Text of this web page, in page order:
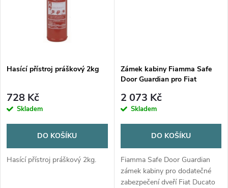
Hasící přístroj práškový 2kg
728 Kč
Skladem
DO KOŠÍKU
Hasící přístroj práškový 2kg.
Zámek kabiny Fiamma Safe
Door Guardian pro Fiat
2 073 Kč
Skladem
DO KOŠÍKU
Fiamma Safe Door Guardian
zámek kabiny pro dodatečné
zabezpečení dveří Fiat Ducato